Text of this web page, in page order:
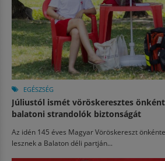
EGÉSZSÉG
Júliustól ismét vöröskeresztes
balatoni strandolók biztonságát
Az idén 145 éves Magyar Vöröskereszt
lesznek a Balaton déli partján...